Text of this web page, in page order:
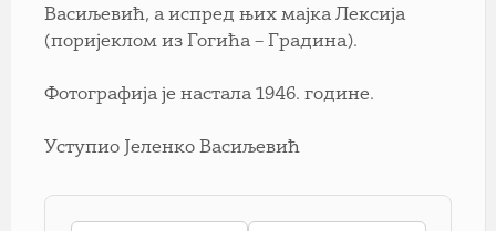
Васиљевић, а испред њих мајка Лексија
(поријеклом из Гогића – Градина).
Фотографија је настала 1946. године.
Уступио Јеленко Васиљевић